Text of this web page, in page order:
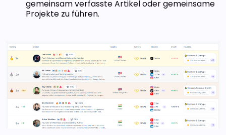
gemeinsam verfasste Artikel oder gemeinsame
Projekte zu führen.